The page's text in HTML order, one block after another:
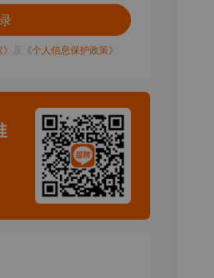
及 《个人信息保护政策》